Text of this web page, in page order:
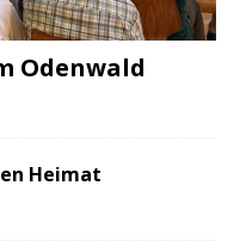
Odenwald
Heimat